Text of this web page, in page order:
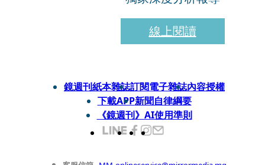
線上閱讀
鏡週刊紙本雜誌訂閱電子雜誌內容授權
下載APP新聞自律綱要
《鏡週刊》AI使用準則